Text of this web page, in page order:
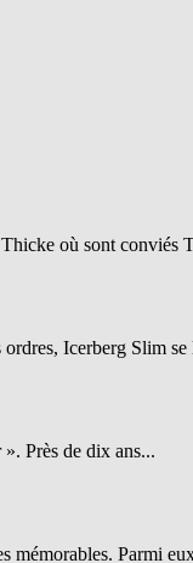
où sont conviés
ordres, Icerberg Slim
Près de dix ans...
mémorables. Parmi